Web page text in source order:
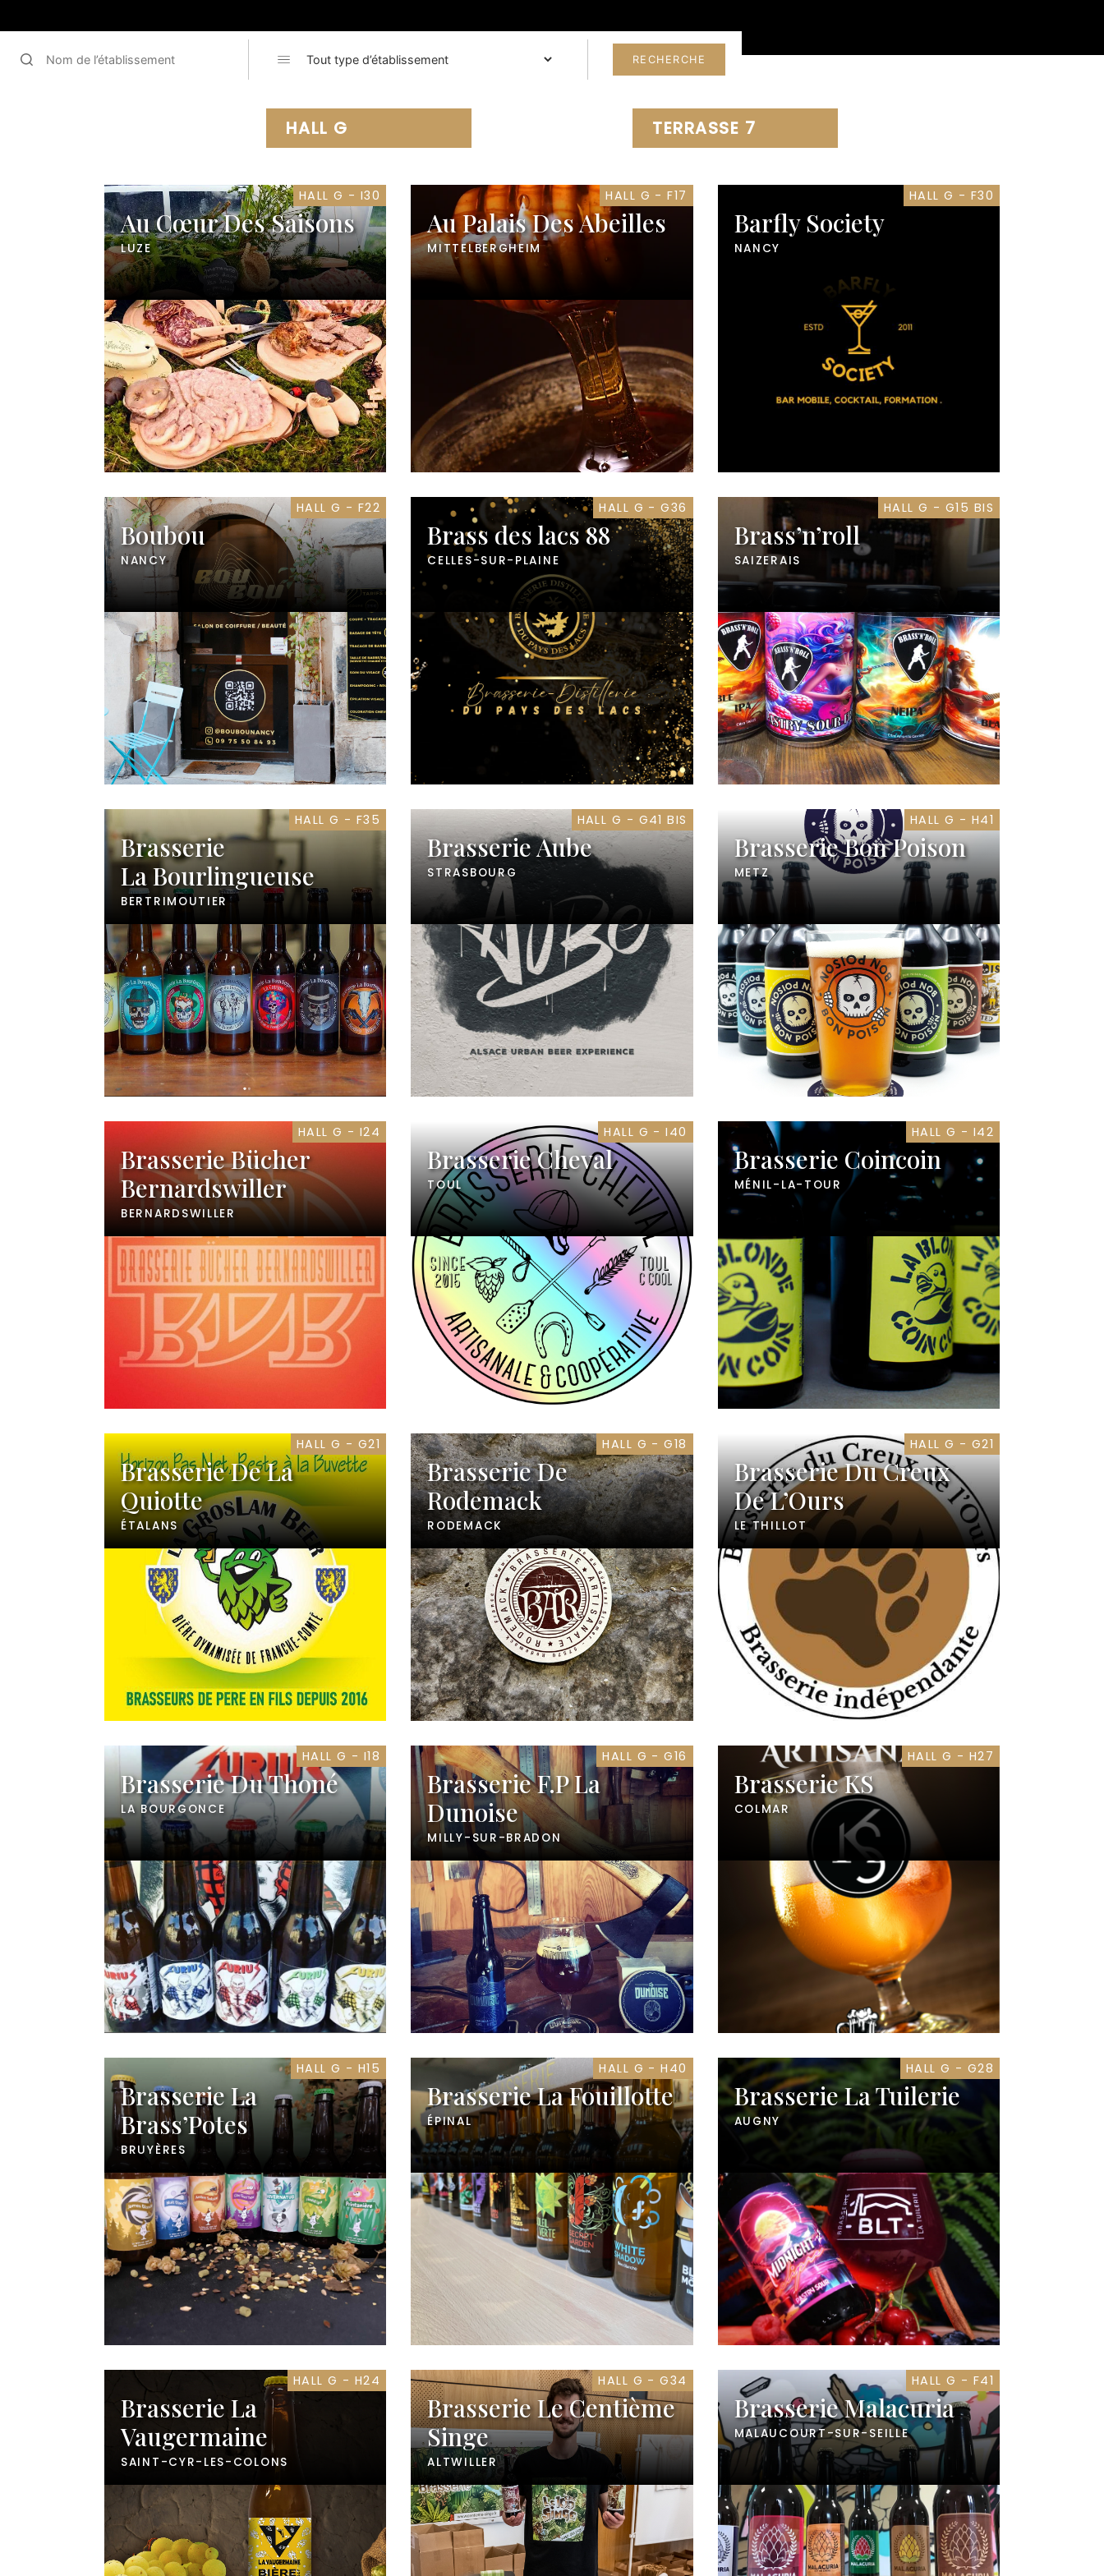
HALL G TERRASSE 7
HALL G - I30
Au Cœur Des Saisons
LUZE
HALL G - F17
Au Palais Des Abeilles
MITTELBERGHEIM
HALL G - F30
Barfly Society
NANCY
HALL G - F22
Boubou
NANCY
HALL G - G36
Brass des lacs 88
CELLES-SUR-PLAINE
HALL G - G15 BIS
Brass’n’roll
SAIZERAIS
HALL G - F35
Brasserie
La Bourlingueuse
BERTRIMOUTIER
HALL G - G41 BIS
Brasserie Aube
STRASBOURG
HALL G - H41
Brasserie Bon Poison
METZ
HALL G - I24
Brasserie Bücher
Bernardswiller
BERNARDSWILLER
HALL G - I40
Brasserie Cheval
TOUL
HALL G - I42
Brasserie Coincoin
MÉNIL-LA-TOUR
HALL G - G21
Brasserie De La
Quiotte
ÉTALANS
HALL G - G18
Brasserie De
Rodemack
RODEMACK
HALL G - G21
Brasserie Du Creux
De L’Ours
LE THILLOT
HALL G - I18
Brasserie Du Thoné
LA BOURGONCE
HALL G - G16
Brasserie F.P La
Dunoise
MILLY-SUR-BRADON
HALL G - H27
Brasserie KS
COLMAR
HALL G - H15
Brasserie La
Brass’Potes
BRUYÈRES
HALL G - H40
Brasserie La Fouillotte
ÉPINAL
HALL G - G28
Brasserie La Tuilerie
AUGNY
HALL G - H24
Brasserie La
Vaugermaine
SAINT-CYR-LES-COLONS
HALL G - G34
Brasserie Le Centième
Singe
ALTWILLER
HALL G - F41
Brasserie Malacuria
MALAUCOURT-SUR-SEILLE